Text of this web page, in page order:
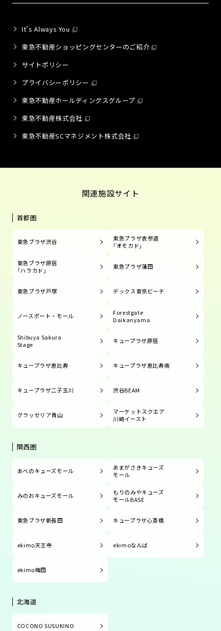
It's Always You
東急不動産ショッピングセンターのご紹介
サイトポリシー
プライバシーポリシー
東急不動産ホールディングスグループ
東急不動産株式会社
東急不動産SCマネジメント株式会社
関連施設サイト
首都圏
東急プラザ渋谷
東急プラザ表参道
「オモカド」
東急プラザ原宿
「ハラカド」
東急プラザ蒲田
東急プラザ戸塚 デックス東京ビーチ
ノースポート・モール
Forestgate
Daikanyama
Shibuya Sakura
Stage
キュープラザ原宿
キュープラザ恵比寿 キュープラザ恵比寿南
キュープラザ二子玉川 渋谷BEAM
グラッセリア青山
マーケットスクエア
川崎イースト
関西圏
あべのキューズモール
あまがさきキューズ
モール
みのおキューズモール
もりのみやキューズ
モールBASE
東急プラザ新長田 キュープラザ心斎橋
ekimo天王寺 ekimoなんば
ekimo梅田
北海道
COCONO SUSUKINO